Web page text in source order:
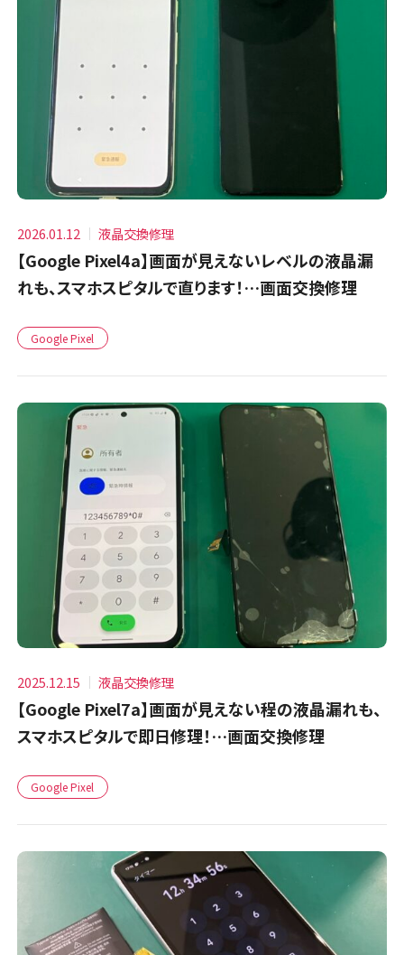
2026.01.12 液晶交換修理
【Google Pixel4a】画面が見えないレベルの液晶漏
れも、スマホスピタルで直ります！…画面交換修理
Google Pixel
2025.12.15 液晶交換修理
【Google Pixel7a】画面が見えない程の液晶漏れも、
スマホスピタルで即日修理！…画面交換修理
Google Pixel